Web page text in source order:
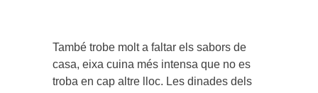
També trobe molt a faltar els sabors de
casa, eixa cuina més intensa que no es
troba en cap altre lloc. Les dinades dels